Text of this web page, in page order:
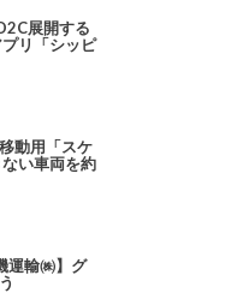
展開する
リ「シッピ
動用「スケ
い車両を約
運輸㈱】グ